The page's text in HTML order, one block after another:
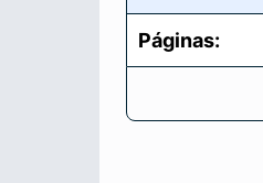
Páginas: